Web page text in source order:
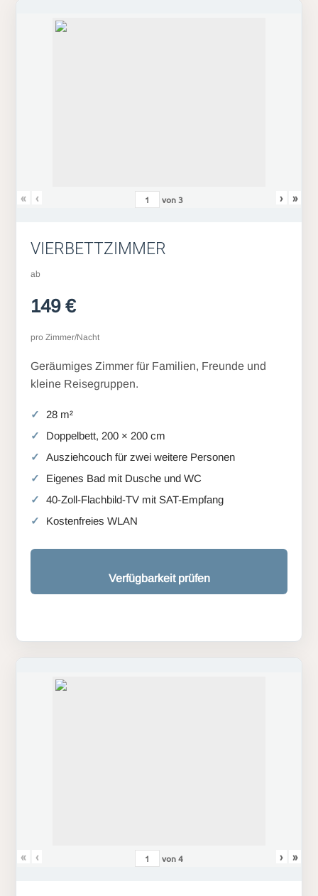
« ‹ von3 › »
VIERBETTZIMMER
ab
149 €
pro Zimmer/Nacht
Geräumiges Zimmer für Familien, Freunde und
kleine Reisegruppen.
28 m²
Doppelbett, 200 × 200 cm
Ausziehcouch für zwei weitere Personen
Eigenes Bad mit Dusche und WC
40-Zoll-Flachbild-TV mit SAT-Empfang
Kostenfreies WLAN
Verfügbarkeit prüfen
« ‹ von4 › »